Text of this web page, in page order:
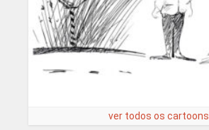
ver todos os cartoons